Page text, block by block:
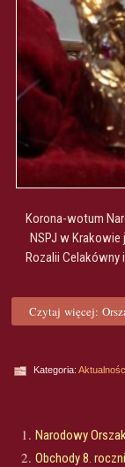
Korona-wotum
NSPJ w
Rozalii Celakówny
Czytaj więcej:
Kategoria:
Narodowy
Obchody 8.